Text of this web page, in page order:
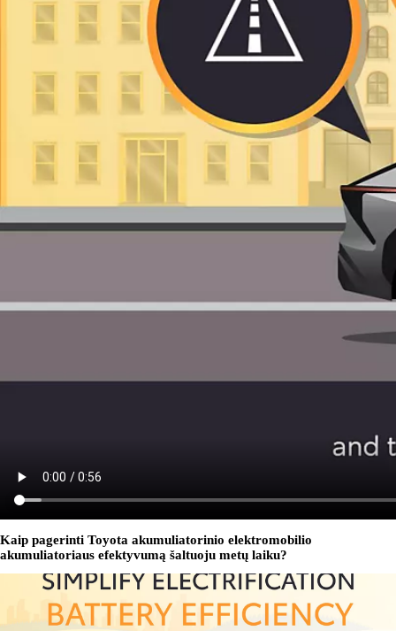
Kaip pagerinti Toyota akumuliatorinio elektromobilio
akumuliatoriaus efektyvumą šaltuoju metų laiku?